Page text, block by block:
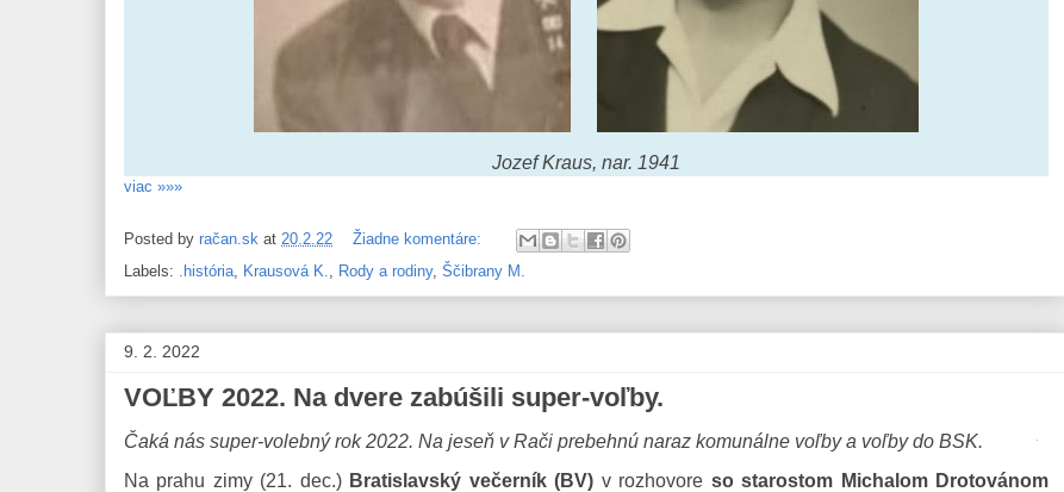
Jozef Kraus, nar. 1941
viac »»»
Posted by račan.sk at 20.2.22
Žiadne komentáre:
Labels: .história, Krausová K., Rody a rodiny, Ščibrany M.
9. 2. 2022
VOĽBY 2022. Na dvere zabúšili super-voľby.
Čaká nás super-volebný rok 2022. Na jeseň v Rači prebehnú naraz komunálne voľby a voľby do BSK.
Na prahu zimy (21. dec.) Bratislavský večerník (BV) v rozhovore so starostom Michalom Drotovánom